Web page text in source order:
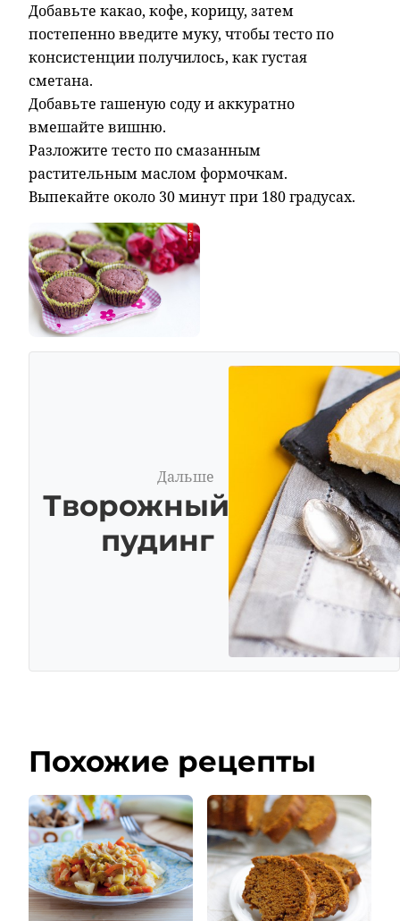
Добавьте какао, кофе, корицу, затем
постепенно введите муку, чтобы тесто по
консистенции получилось, как густая
сметана.
Добавьте гашеную соду и аккуратно
вмешайте вишню.
Разложите тесто по смазанным
растительным маслом формочкам.
Выпекайте около 30 минут при 180 градусах.
Дальше
Творожный
пудинг
Похожие рецепты